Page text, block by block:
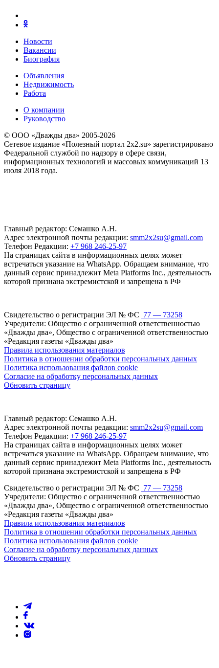
Новости
Вакансии
Биография
Объявления
Недвижимость
Работа
О компании
Руководство
© ООО «Дважды два» 2005-2026
Сетевое издание «Полезный портал 2x2.su» зарегистрировано
Федеральной службой по надзору в сфере связи,
информационных технологий и массовых коммуникаций 13
июля 2018 года.
Главный редактор: Семашко А.Н.
Адрес электронной почты редакции: smm2x2su@gmail.com
Телефон Редакции: +7 968 246-25-97
На страницах сайта в информационных целях может
встречаться указание на WhatsApp. Обращаем внимание, что
данный сервис принадлежит Meta Platforms Inc., деятельность
которой признана экстремистской и запрещена в РФ
Свидетельство о регистрации ЭЛ № ФС 77 — 73258
Учредители: Общество с ограниченной ответственностью
«Дважды два», Общество с ограниченной ответственностью
«Редакция газеты «Дважды два»
Правила использования материалов
Политика в отношении обработки персональных данных
Политика использования файлов cookie
Согласие на обработку персональных данных
Обновить страницу
Главный редактор: Семашко А.Н.
Адрес электронной почты редакции: smm2x2su@gmail.com
Телефон Редакции: +7 968 246-25-97
На страницах сайта в информационных целях может
встречаться указание на WhatsApp. Обращаем внимание, что
данный сервис принадлежит Meta Platforms Inc., деятельность
которой признана экстремистской и запрещена в РФ
Свидетельство о регистрации ЭЛ № ФС 77 — 73258
Учредители: Общество с ограниченной ответственностью
«Дважды два», Общество с ограниченной ответственностью
«Редакция газеты «Дважды два»
Правила использования материалов
Политика в отношении обработки персональных данных
Политика использования файлов cookie
Согласие на обработку персональных данных
Обновить страницу